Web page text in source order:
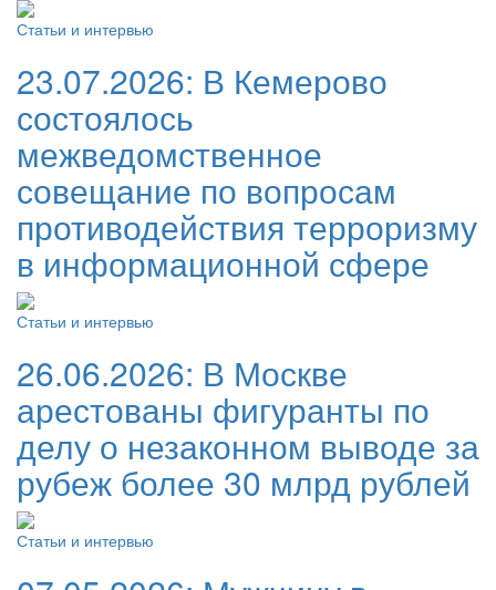
Статьи и интервью
23.07.2026: В Кемерово
состоялось
межведомственное
совещание по вопросам
противодействия терроризму
в информационной сфере
Статьи и интервью
26.06.2026: В Москве
арестованы фигуранты по
делу о незаконном выводе за
рубеж более 30 млрд рублей
Статьи и интервью